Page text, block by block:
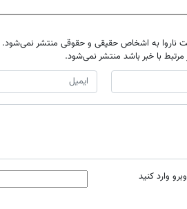
ناروا به اشخاص حقیقی و حقوقی منتشر نمی‌شود.
مرتبط با خبر باشد منتشر نمی‌شود.
وارد کنید